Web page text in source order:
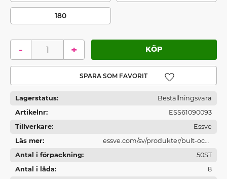
180
+
-
Lägg till i favoriter
Lagerstatus
Beställningsvara
Artikelnr
ESS61090093
Tillverkare
Essve
Läs mer
essve.com/sv/produkter/bult-och-
mutter/
Antal i förpackning
50ST
Antal i låda
8